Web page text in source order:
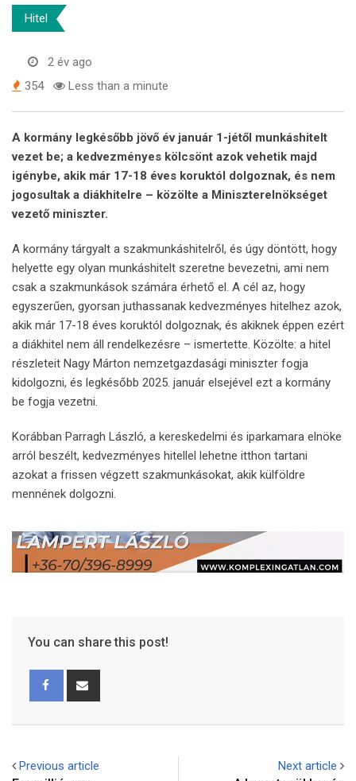
Hitel
2 év ago
354
Less than a minute
A kormány legkésőbb jövő év január 1-jétől munkáshitelt
vezet be; a kedvezményes kölcsönt azok vehetik majd
igénybe, akik már 17-18 éves koruktól dolgoznak, és nem
jogosultak a diákhitelre – közölte a Miniszterelnökséget
vezető miniszter.
A kormány tárgyalt a szakmunkáshitelről, és úgy döntött, hogy
helyette egy olyan munkáshitelt szeretne bevezetni, ami nem
csak a szakmunkások számára érhető el. A cél az, hogy
egyszerűen, gyorsan juthassanak kedvezményes hitelhez azok,
akik már 17-18 éves koruktól dolgoznak, és akiknek éppen ezért
a diákhitel nem áll rendelkezésre – ismertette. Közölte: a hitel
részleteit Nagy Márton nemzetgazdasági miniszter fogja
kidolgozni, és legkésőbb 2025. január elsejével ezt a kormány
be fogja vezetni.
Korábban Parragh László, a kereskedelmi és iparkamara elnöke
arról beszélt, kedvezményes hitellel lehetne itthon tartani
azokat a frissen végzett szakmunkásokat, akik külföldre
mennének dolgozni.
You can share this post!
Previous article Next article